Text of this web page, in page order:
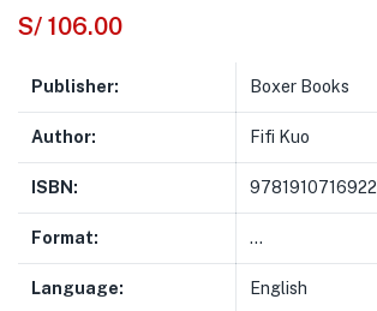
S/ 106.00
Publisher: Boxer Books
Author: Fifi Kuo
ISBN: 9781910716922
Format: …
Language: English